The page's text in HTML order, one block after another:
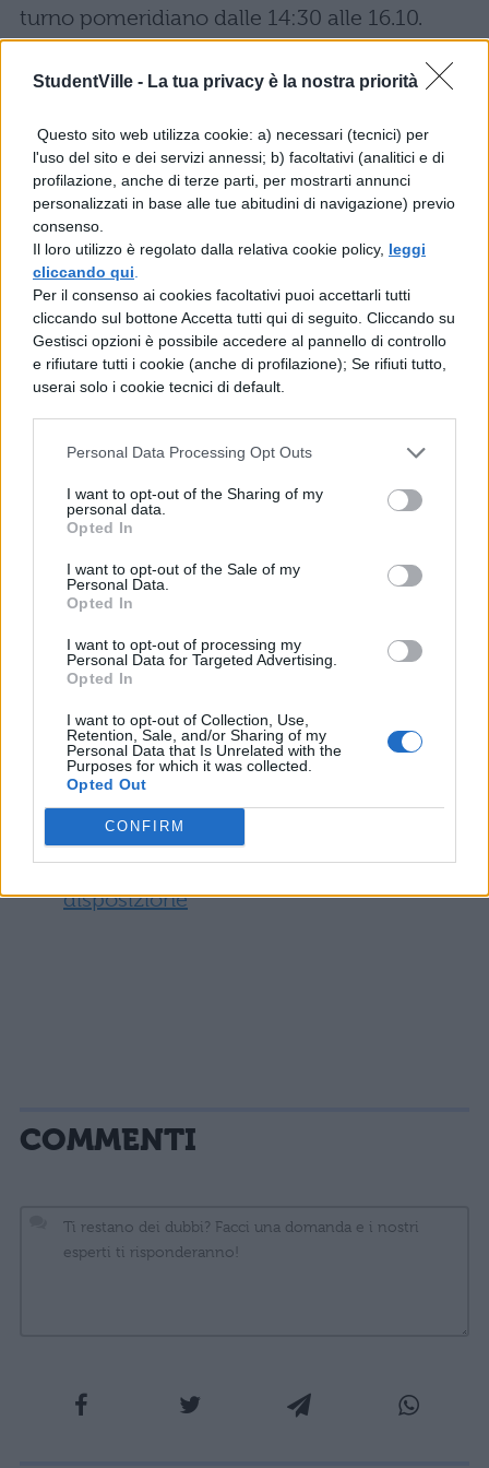
StudentVille - La tua privacy è la nostra priorità
Questo sito web utilizza cookie: a) necessari (tecnici) per
l'uso del sito e dei servizi annessi; b) facoltativi (analitici e di
profilazione, anche di terze parti, per mostrarti annunci
personalizzati in base alle tue abitudini di navigazione) previo
consenso.
Il loro utilizzo è regolato dalla relativa cookie policy, leggi
cliccando qui
Per il consenso ai cookies facoltativi puoi accettarli tutti
cliccando sul bottone Accetta tutti qui di seguito. Cliccando su
Gestisci opzioni è possibile accedere al pannello di controllo
e rifiutare tutti i cookie (anche di profilazione); Se rifiuti tutto,
userai solo i cookie tecnici di default.
Personal Data Processing Opt Outs
I want to opt-out of the Sharing of my
personal data.
Opted In
I want to opt-out of the Sale of my
Personal Data.
Opted In
I want to opt-out of processing my
Personal Data for Targeted Advertising.
Opted In
I want to opt-out of Collection, Use,
Retention, Sale, and/or Sharing of my
Personal Data that Is Unrelated with the
Purposes for which it was collected.
Opted Out
CONFIRM
turno pomeridiano dalle 14:30 alle 16.10.
Concorso STEM: i posti
Per poter superare il concorso è necessario
fare uno studio approfondito e mirato sulle
materie previste dall’ordinamento. Inoltre, è
importante sapere quanti sono i posti
disponibili. Nello specifico:
A020: 282
AO26: 1005
A028: 3124
A041: 903
Le date si avvicinano, non perdete tempo e
iniziate a studiare!
Leggi anche:
Concorsi scuola: la suddivisione dei
posti per Regione
Concorsi scuola: quanti sono i posti a
disposizione
COMMENTI